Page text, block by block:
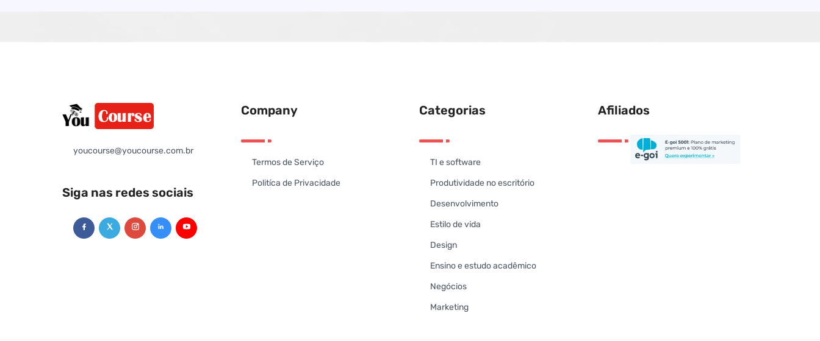
youcourse@youcourse.com.br
Siga nas redes sociais
Company
Termos de Serviço
Politíca de Privacidade
Categorias
TI e software
Produtividade no escritório
Desenvolvimento
Estilo de vida
Design
Ensino e estudo acadêmico
Negócios
Marketing
Afiliados